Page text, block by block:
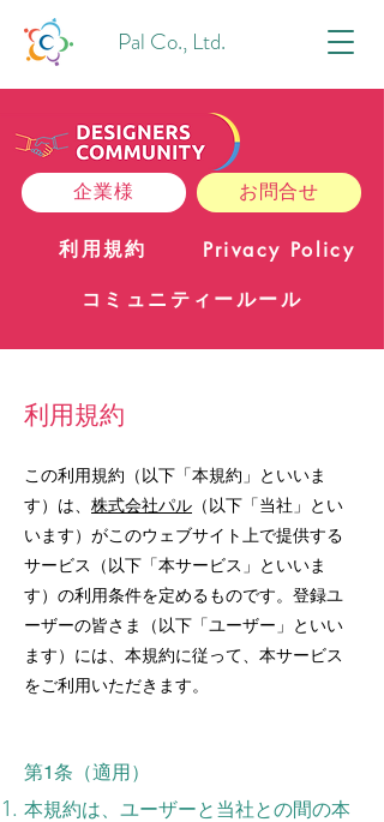
Pal Co., Ltd.
企業様
利用規約
お問合せ
Privacy Policy
コミュニティールール
利用規約
この利用規約（以下「本規約」といいま
す）は、 株式会社パル （以下「当社」とい
います）がこのウェブサイト上で提供する
サービス（以下「本サービス」といいま
す）の利用条件を定めるものです。登録ユ
ーザーの皆さま（以下「ユーザー」といい
ます）には、本規約に従って、本サービス
をご利用いただきます。
第1条（適用）
本規約は、ユーザーと当社との間の本